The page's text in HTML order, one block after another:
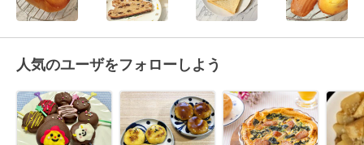
人気のユーザをフォローしよう